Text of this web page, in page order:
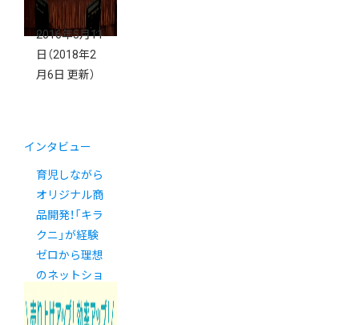
2016年5月11
日 （2018年2
月6日 更新）
インタビュー
育児しながら
オリジナル商
品開発！「キラ
クニ」が経験
ゼロから理想
のネットショ
理由。